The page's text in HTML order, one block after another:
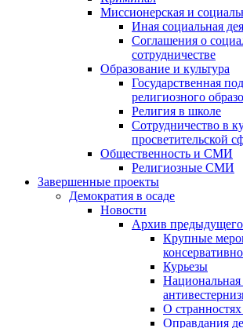
Миссионерская и
Иная социальная
Соглашения о
сотрудничестве
Образование и культура
Государственная
религиозного
Религия в школе
Сотрудничество в
просветительской
Общественность и СМИ
Религиозные СМИ
Завершенные проекты
Демократия в осаде
Новости
Архив предыдущего
Крупные
Курьезы
Национальная
О
Оправдания